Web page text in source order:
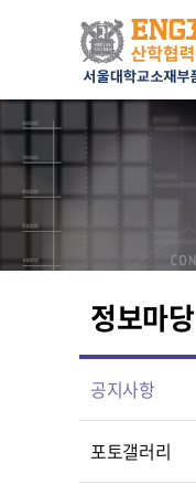
정보마당
공지사항
포토갤러리